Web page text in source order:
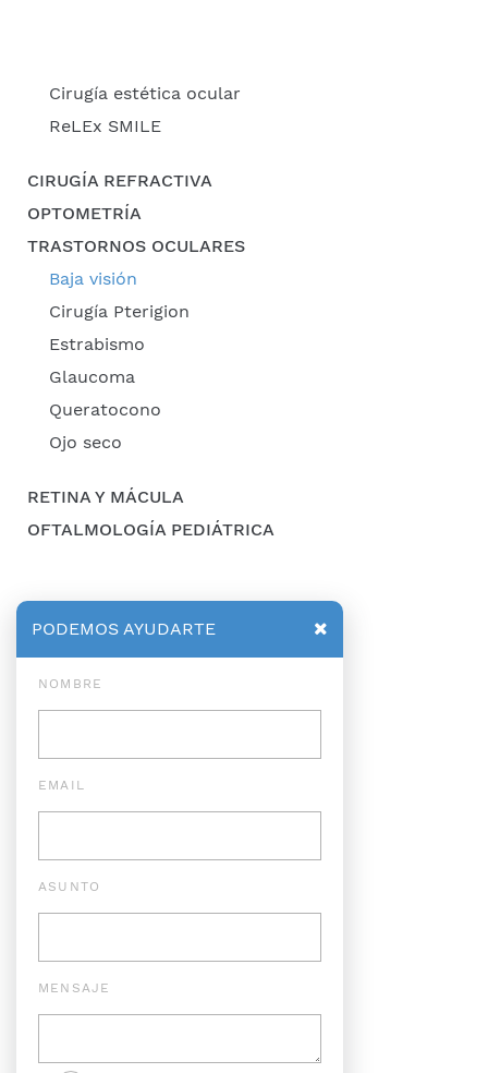
Cirugía estética ocular
ReLEx SMILE
CIRUGÍA REFRACTIVA
OPTOMETRÍA
TRASTORNOS OCULARES
Baja visión
Cirugía Pterigion
Estrabismo
Glaucoma
Queratocono
Ojo seco
RETINA Y MÁCULA
OFTALMOLOGÍA PEDIÁTRICA
PODEMOS AYUDARTE
NOMBRE
EMAIL
ASUNTO
MENSAJE